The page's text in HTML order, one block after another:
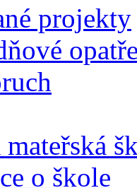
projekty
o škole